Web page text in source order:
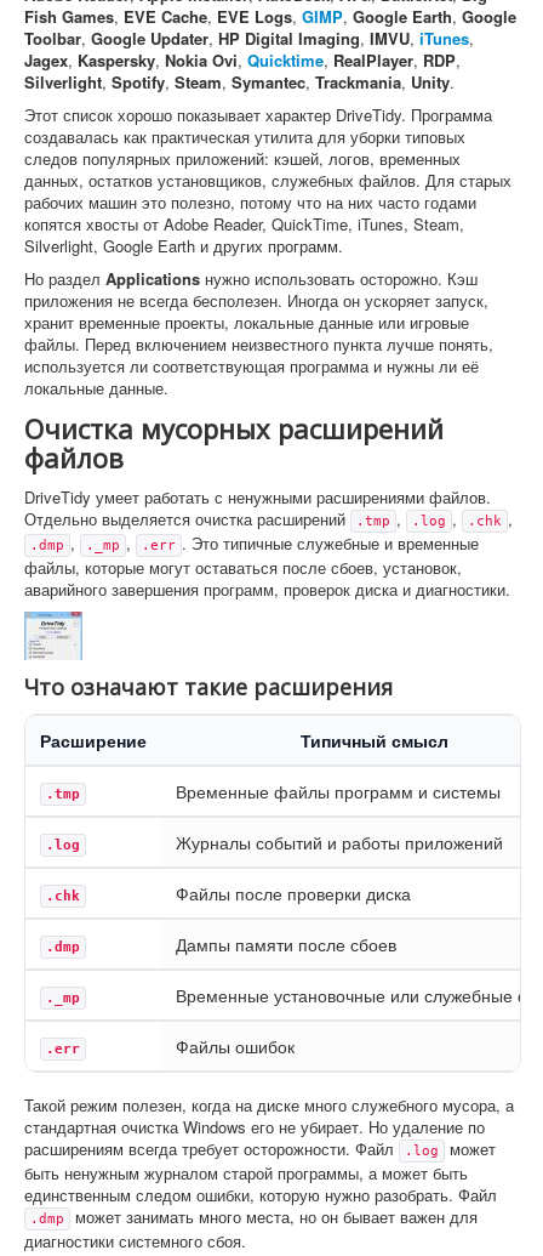
Fish Games, EVE Cache, EVE Logs, GIMP, Google Earth, Google
Toolbar, Google Updater, HP Digital Imaging, IMVU, iTunes,
Jagex, Kaspersky, Nokia Ovi, Quicktime, RealPlayer, RDP,
Silverlight, Spotify, Steam, Symantec, Trackmania, Unity.
Этот список хорошо показывает характер DriveTidy. Программа
создавалась как практическая утилита для уборки типовых
следов популярных приложений: кэшей, логов, временных
данных, остатков установщиков, служебных файлов. Для старых
рабочих машин это полезно, потому что на них часто годами
копятся хвосты от Adobe Reader, QuickTime, iTunes, Steam,
Silverlight, Google Earth и других программ.
Но раздел Applications нужно использовать осторожно. Кэш
приложения не всегда бесполезен. Иногда он ускоряет запуск,
хранит временные проекты, локальные данные или игровые
файлы. Перед включением неизвестного пункта лучше понять,
используется ли соответствующая программа и нужны ли её
локальные данные.
Очистка мусорных расширений
файлов
DriveTidy умеет работать с ненужными расширениями файлов.
Отдельно выделяется очистка расширений
.tmp , .log , .chk ,
.dmp , ._mp , .err . Это типичные служебные и временные
файлы, которые могут оставаться после сбоев, установок,
аварийного завершения программ, проверок диска и диагностики.
Что означают такие расширения
Расширение Типичный смысл
.tmp Временные файлы программ и системы
.log Журналы событий и работы приложений
.chk Файлы после проверки диска
.dmp Дампы памяти после сбоев
._mp Временные установочные или служебные
.err Файлы ошибок
Такой режим полезен, когда на диске много служебного мусора, а
стандартная очистка Windows его не убирает. Но удаление по
расширениям всегда требует осторожности. Файл
.log
может
быть ненужным журналом старой программы, а может быть
единственным следом ошибки, которую нужно разобрать. Файл
.dmp
может занимать много места, но он бывает важен для
диагностики системного сбоя.